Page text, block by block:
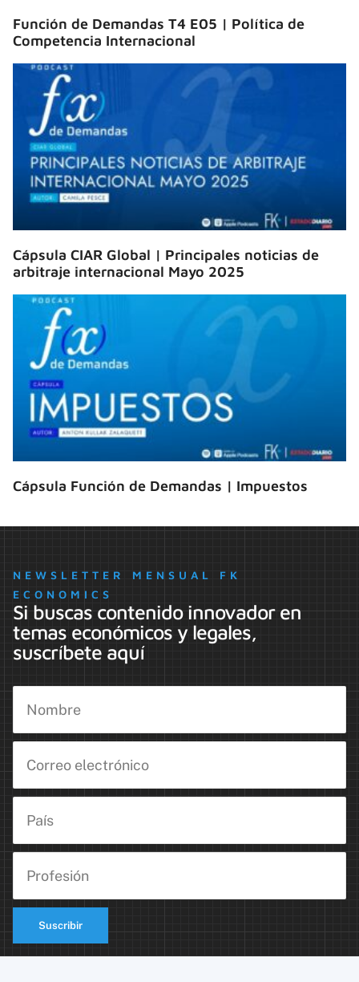
Función de Demandas T4 E05 | Política de
Competencia Internacional
Cápsula CIAR Global | Principales noticias de
arbitraje internacional Mayo 2025
Cápsula Función de Demandas | Impuestos
NEWSLETTER MENSUAL FK
ECONOMICS
Si buscas contenido innovador en
temas económicos y legales,
suscríbete aquí
Suscribir